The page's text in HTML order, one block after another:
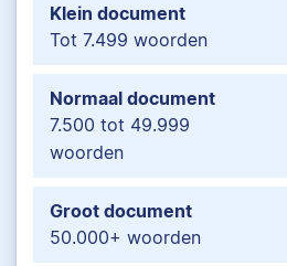
Klein document
Tot 7.499 woorden
Normaal document
7.500 tot 49.999
woorden
Groot document
50.000+ woorden